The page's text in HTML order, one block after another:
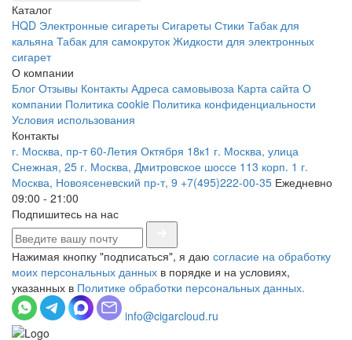
Каталог
HQD Электронные сигареты Сигареты Стики Табак для
кальяна Табак для самокруток Жидкости для электронных
сигарет
О компании
Блог Отзывы Контакты Адреса самовывоза Карта сайта О
компании Политика cookie Политика конфиденциальности
Условия использования
Контакты
г. Москва, пр-т 60-Летия Октября 18к1 г. Москва, улица
Снежная, 25 г. Москва, Дмитровское шоссе 113 корп. 1 г.
Москва, Новоясеневский пр-т, 9 +7(495)222-00-35 Ежедневно
09:00 - 21:00
Подпишитесь на нас
Нажимая кнопку "подписаться", я даю согласие на обработку
моих персональных данных в порядке и на условиях,
указанных в Политике обработки персональных данных.
info@cigarcloud.ru